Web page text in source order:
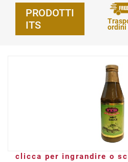
PRODOTTI
ITS
ordini
clicca per ingrandire o